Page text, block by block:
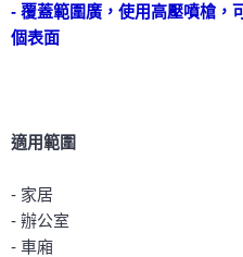
- 覆蓋範圍廣，使用高壓噴槍，
個表面
適用範圍
- 家居
- 辦公室
- 車廂